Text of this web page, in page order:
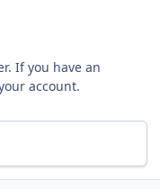
If you have an
account.